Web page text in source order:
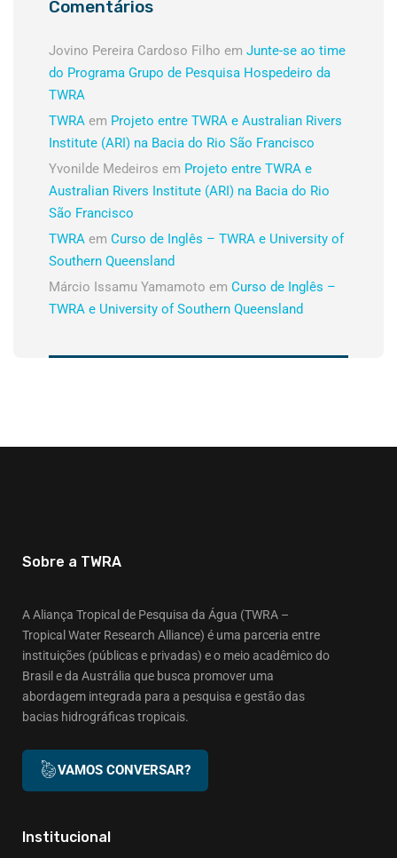
Comentários
Jovino Pereira Cardoso Filho em Junte-se ao time
do Programa Grupo de Pesquisa Hospedeiro da
TWRA
TWRA em Projeto entre TWRA e Australian Rivers
Institute (ARI) na Bacia do Rio São Francisco
Yvonilde Medeiros em Projeto entre TWRA e
Australian Rivers Institute (ARI) na Bacia do Rio
São Francisco
TWRA em Curso de Inglês – TWRA e University of
Southern Queensland
Márcio Issamu Yamamoto em Curso de Inglês –
TWRA e University of Southern Queensland
Sobre a TWRA
A Aliança Tropical de Pesquisa da Água (TWRA –
Tropical Water Research Alliance) é uma parceria entre
instituições (públicas e privadas) e o meio acadêmico do
Brasil e da Austrália que busca promover uma
abordagem integrada para a pesquisa e gestão das
bacias hidrográficas tropicais.
VAMOS CONVERSAR?
Institucional